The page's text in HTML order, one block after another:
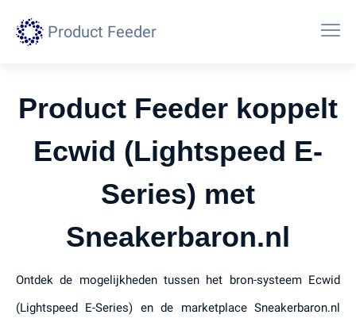
Product Feeder
Product Feeder koppelt
Ecwid (Lightspeed E-
Series) met
Sneakerbaron.nl
Ontdek de mogelijkheden tussen het bron-systeem Ecwid
(Lightspeed E-Series) en de marketplace Sneakerbaron.nl